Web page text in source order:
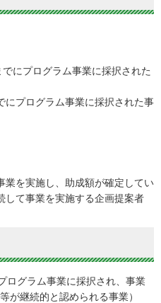
にプログラム事業に採択された
プログラム事業に採択された事
業を実施し、助成額が確定してい
して事業を実施する企画提案者
ログラム事業に採択され、事業
が継続的と認められる事業）